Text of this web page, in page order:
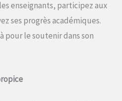
enseignants, participez aux
ses progrès académiques.
pour le soutenir dans son